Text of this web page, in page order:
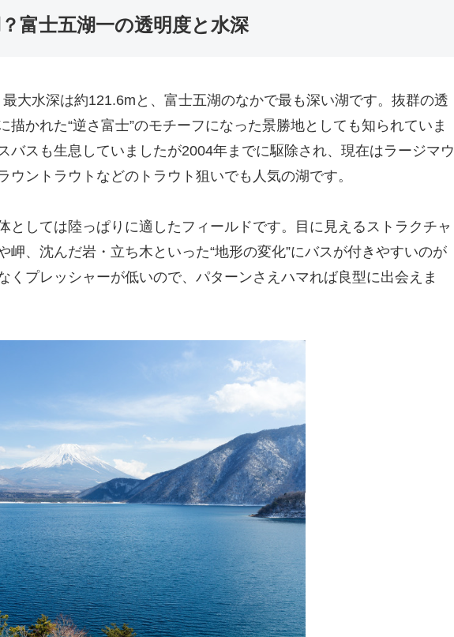
富士五湖一の透明度と水深
大水深は約121.6mと、富士五湖のなかで最も深い湖です。抜群の透
描かれた“逆さ富士”のモチーフになった景勝地としても知られていま
バスも生息していましたが2004年までに駆除され、現在はラージマウ
ウントラウトなどのトラウト狙いでも人気の湖です。
としては陸っぱりに適したフィールドです。目に見えるストラクチャ
岬、沈んだ岩・立ち木といった“地形の変化”にバスが付きやすいのが
くプレッシャーが低いので、パターンさえハマれば良型に出会えま